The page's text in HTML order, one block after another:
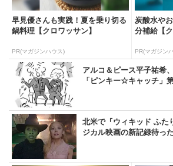
早見優さんも実践！夏を乗り切る
鍋料理【クロワッサン】
PR(マガジンハウス)
炭酸水や
分補給【
PR(マガジン
アルコ＆ピース平子祐希
「ピンキー☆キャッチ」
北米で『ウィキッド ふた
ジカル映画の新記録待っ